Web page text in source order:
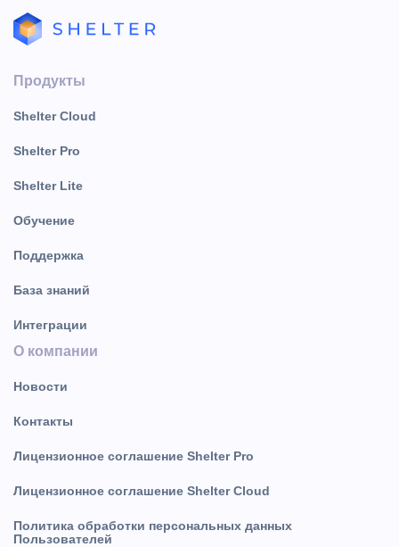
Продукты
Shelter Cloud
Shelter Pro
Shelter Lite
Обучение
Поддержка
База знаний
Интеграции
О компании
Новости
Контакты
Лицензионное соглашение Shelter Pro
Лицензионное соглашение Shelter Cloud
Политика обработки персональных данных
Пользователей